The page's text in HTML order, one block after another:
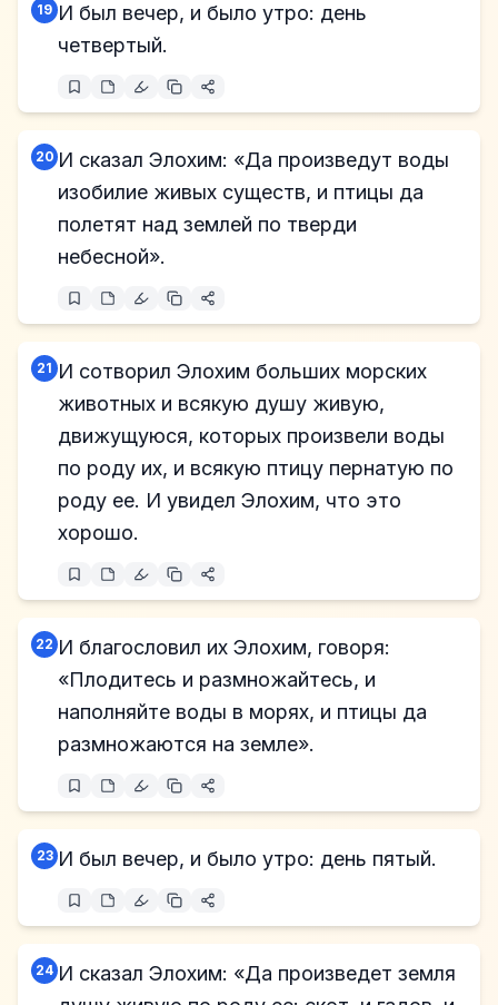
19 И был вечер, и было утро: день
четвертый.
20 И сказал Элохим: «Да произведут воды
изобилие живых существ, и птицы да
полетят над землей по тверди
небесной».
21 И сотворил Элохим больших морских
животных и всякую душу живую,
движущуюся, которых произвели воды
по роду их, и всякую птицу пернатую по
роду ее. И увидел Элохим, что это
хорошо.
22 И благословил их Элохим, говоря:
«Плодитесь и размножайтесь, и
наполняйте воды в морях, и птицы да
размножаются на земле».
23 И был вечер, и было утро: день пятый.
24 И сказал Элохим: «Да произведет земля